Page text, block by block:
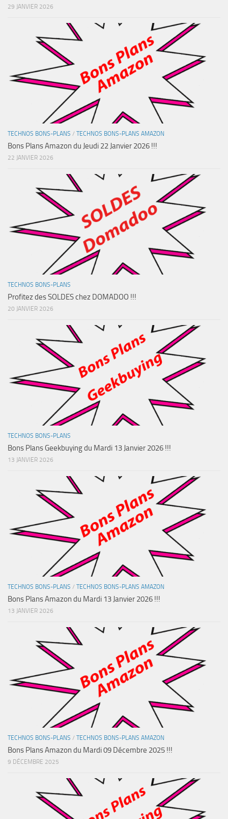
29 JANVIER 2026
TECHNOS BONS-PLANS / TECHNOS BONS-PLANS AMAZON
Bons Plans Amazon du Jeudi 22 Janvier 2026 !!!
22 JANVIER 2026
TECHNOS BONS-PLANS
Profitez des SOLDES chez DOMADOO !!!
20 JANVIER 2026
TECHNOS BONS-PLANS
Bons Plans Geekbuying du Mardi 13 Janvier 2026 !!!
13 JANVIER 2026
TECHNOS BONS-PLANS / TECHNOS BONS-PLANS AMAZON
Bons Plans Amazon du Mardi 13 Janvier 2026 !!!
13 JANVIER 2026
TECHNOS BONS-PLANS / TECHNOS BONS-PLANS AMAZON
Bons Plans Amazon du Mardi 09 Décembre 2025 !!!
9 DÉCEMBRE 2025